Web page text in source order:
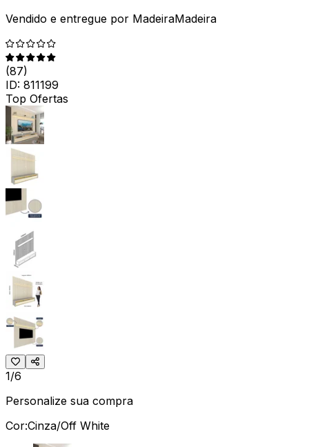
Vendido e entregue por MadeiraMadeira
(87)
ID: 811199
Top Ofertas
1/6
Personalize sua compra
Cor:Cinza/Off White